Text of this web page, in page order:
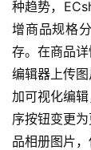
种趋势，
增商品规格
存。在商品
编辑器上传
加可视化编
序按钮变更
品相册图片